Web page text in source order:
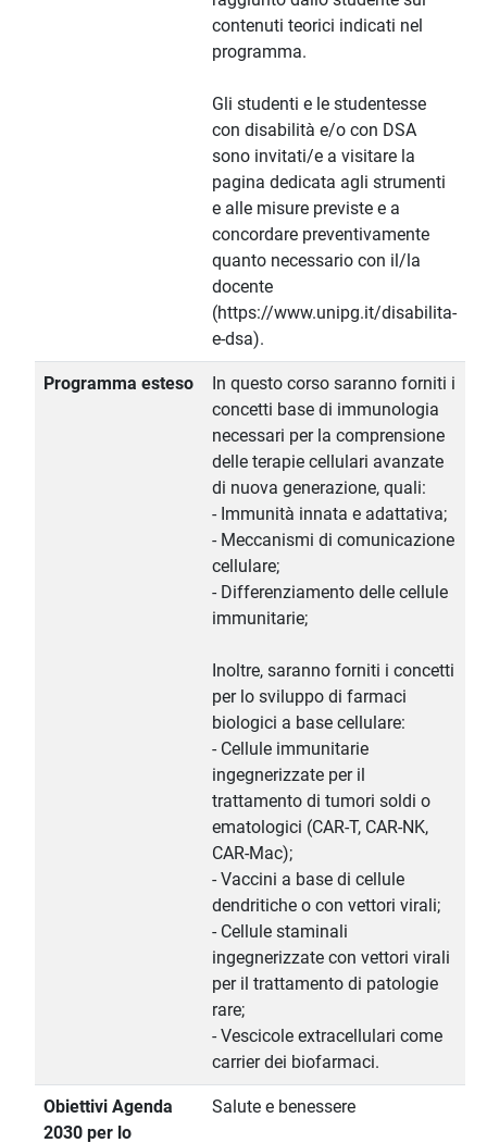
contenuti teorici indicati nel
programma.
Gli studenti e le studentesse
con disabilità e/o con DSA
sono invitati/e a visitare la
pagina dedicata agli strumenti
e alle misure previste e a
concordare preventivamente
quanto necessario con il/la
docente
(https://www.unipg.it/disabilita-
e-dsa).
Programma esteso
In questo corso saranno forniti i
concetti base di immunologia
necessari per la comprensione
delle terapie cellulari avanzate
di nuova generazione, quali:
- Immunità innata e adattativa;
- Meccanismi di comunicazione
cellulare;
- Differenziamento delle cellule
immunitarie;
Inoltre, saranno forniti i concetti
per lo sviluppo di farmaci
biologici a base cellulare:
- Cellule immunitarie
ingegnerizzate per il
trattamento di tumori soldi o
ematologici (CAR-T, CAR-NK,
CAR-Mac);
- Vaccini a base di cellule
dendritiche o con vettori virali;
- Cellule staminali
ingegnerizzate con vettori virali
per il trattamento di patologie
rare;
- Vescicole extracellulari come
carrier dei biofarmaci.
Obiettivi Agenda
2030 per lo
Salute e benessere